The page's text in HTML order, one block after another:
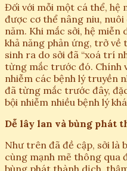
Đối với mỗi một cá thể, hệ
được cơ thể nâng niu,
năm. Khi mắc sởi, hệ
khả năng phản ứng, trở
sinh ra do sởi đã “xoá trí
từng mắc trước đó. Chính
nhiễm các bệnh lý truyền
đã từng mắc trước đây,
bội nhiễm nhiều bệnh lý
Dễ lây lan và bùng phát
Như trên đã đề cập, sởi là
cùng mạnh mẽ thông qua
bùng phát thành dịch,